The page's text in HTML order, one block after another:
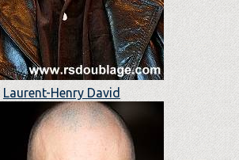
Laurent-Henry David